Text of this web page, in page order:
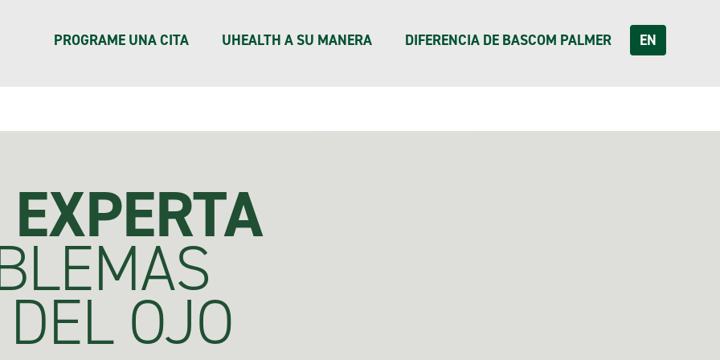
PROGRAME UNA CITA UHEALTH A SU MANERA DIFERENCIA DE BASCOM PALMER EN
OJO